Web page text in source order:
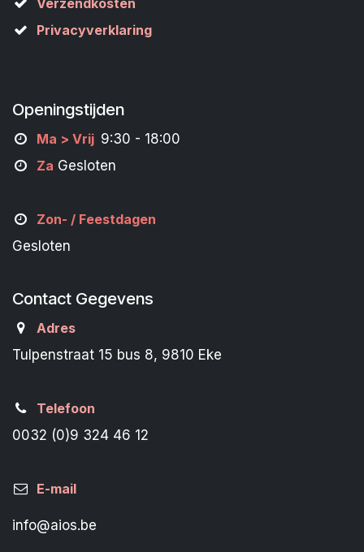
Verzendkosten
Privacyverklaring
Openingstijden
Ma > Vrij 9:30 - 18:00
Za Gesloten
Zon- / Feestdagen
Gesloten
Contact Gegevens
Adres
Tulpenstraat 15 bus 8, 9810 Eke
Telefoon
0032 (0)9 324 46 12
E-mail
info@aios.be